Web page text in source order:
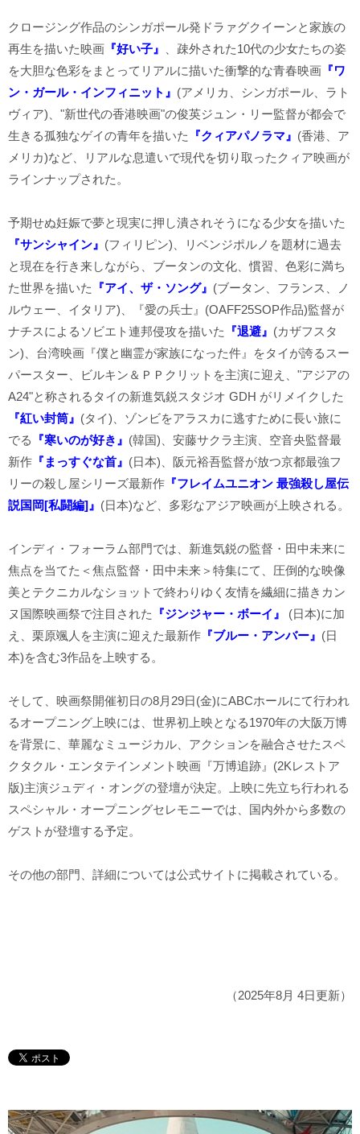
クロージング作品のシンガポール発ドラァグクイーンと家族の
再生を描いた映画 『好い子』
、疎外された10代の少女たちの姿
を大胆な色彩をまとってリアルに描いた衝撃的な青春映画 『ワ
ン・ガール・インフィニット』 (アメリカ、シンガポール、ラト
ヴィア)、"新世代の香港映画"の俊英ジュン・リー監督が都会で
生きる孤独なゲイの青年を描いた
『クィアパノラマ』 (香港、ア
メリカ)など、リアルな息遣いで現代を切り取ったクィア映画が
ラインナップされた。
予期せぬ妊娠で夢と現実に押し潰されそうになる少女を描いた
『サンシャイン』 (フィリピン)、リベンジポルノを題材に過去
と現在を行き来しながら、ブータンの文化、慣習、色彩に満ち
た世界を描いた
『アイ、ザ・ソング』 (ブータン、フランス、ノ
ルウェー、イタリア)、『愛の兵士』(OAFF25SOP作品)監督が
ナチスによるソビエト連邦侵攻を描いた
『退避』 (カザフスタ
ン)、台湾映画『僕と幽霊が家族になった件』をタイが誇るスー
パースター、ビルキン＆ＰＰクリットを主演に迎え、"アジアの
A24"と称されるタイの新進気鋭スタジオ GDH がリメイクした
『紅い封筒』 (タイ)、ゾンビをアラスカに逃すために長い旅に
でる
『寒いのが好き』 (韓国)、安藤サクラ主演、空音央監督最
新作 『まっすぐな首』 (日本)、阪元裕吾監督が放つ京都最強フ
リーの殺し屋シリーズ最新作 『フレイムユニオン 最強殺し屋伝
説国岡[私闘編]』 (日本)など、多彩なアジア映画が上映される。
インディ・フォーラム部門では、新進気鋭の監督・田中未来に
焦点を当てた＜焦点監督・田中未来＞特集にて、圧倒的な映像
美とテクニカルなショットで終わりゆく友情を繊細に描きカン
ヌ国際映画祭で注目された
『ジンジャー・ボーイ』
(日本)に加
え、栗原颯人を主演に迎えた最新作 『ブルー・アンバー』 (日
本)を含む3作品を上映する。
そして、映画祭開催初日の8月29日(金)にABCホールにて行われ
るオープニング上映には、世界初上映となる1970年の大阪万博
を背景に、華麗なミュージカル、アクションを融合させたスペ
クタクル・エンタテインメント映画『万博追跡』(2Kレストア
版)主演ジュディ・オングの登壇が決定。上映に先立ち行われる
スペシャル・オープニングセレモニーでは、国内外から多数の
ゲストが登壇する予定。
その他の部門、詳細については公式サイトに掲載されている。
（2025年8月 4日更新）